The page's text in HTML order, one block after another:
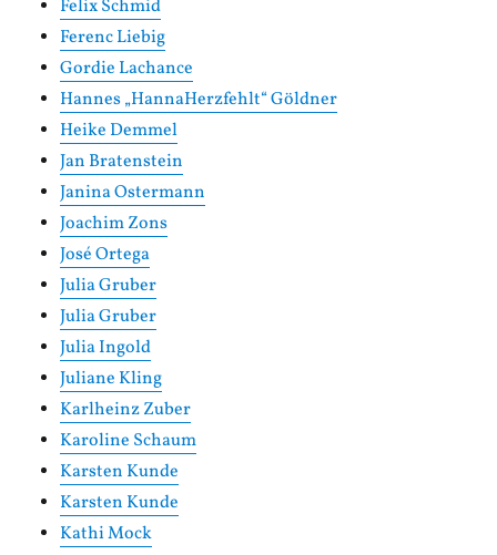
Felix Schmid
Ferenc Liebig
Gordie Lachance
Hannes „HannaHerzfehlt“ Göldner
Heike Demmel
Jan Bratenstein
Janina Ostermann
Joachim Zons
José Ortega
Julia Gruber
Julia Gruber
Julia Ingold
Juliane Kling
Karlheinz Zuber
Karoline Schaum
Karsten Kunde
Karsten Kunde
Kathi Mock